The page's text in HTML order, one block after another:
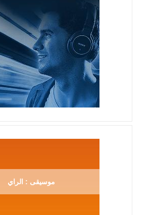
موسيقى : الراي